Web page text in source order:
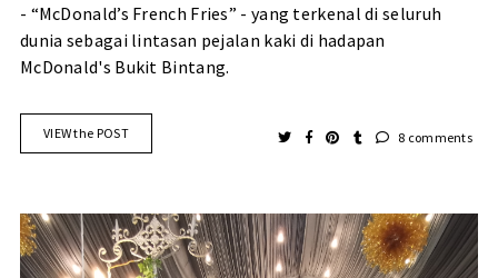
- “McDonald’s French Fries” - yang terkenal di seluruh
dunia sebagai lintasan pejalan kaki di hadapan
McDonald's Bukit Bintang.
VIEW the POST 8 comments